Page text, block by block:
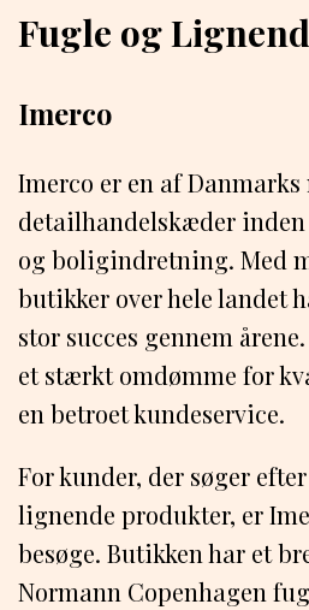
Fugle og
Imerco
Imerco er en af
detailhandelskæder
og boligindretning. Med
butikker over hele landet
stor succes gennem
et stærkt omdømme for
en betroet kundeservice.
For kunder, der søger
lignende produkter, er
besøge. Butikken har et
Normann Copenhagen